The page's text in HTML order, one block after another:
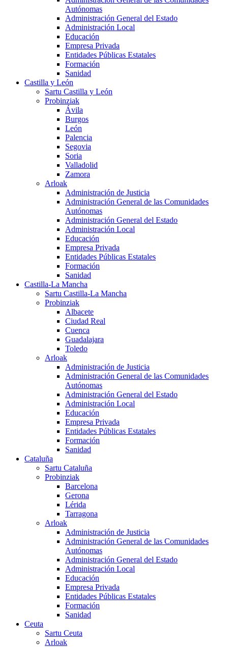
Autónomas
Administración General del Estado
Administración Local
Educación
Empresa Privada
Entidades Públicas Estatales
Formación
Sanidad
Castilla y León
Sartu Castilla y León
Probinziak
Ávila
Burgos
León
Palencia
Segovia
Soria
Valladolid
Zamora
Arloak
Administración de Justicia
Administración General de las Comunidades
Autónomas
Administración General del Estado
Administración Local
Educación
Empresa Privada
Entidades Públicas Estatales
Formación
Sanidad
Castilla-La Mancha
Sartu Castilla-La Mancha
Probinziak
Albacete
Ciudad Real
Cuenca
Guadalajara
Toledo
Arloak
Administración de Justicia
Administración General de las Comunidades
Autónomas
Administración General del Estado
Administración Local
Educación
Empresa Privada
Entidades Públicas Estatales
Formación
Sanidad
Cataluña
Sartu Cataluña
Probinziak
Barcelona
Gerona
Lérida
Tarragona
Arloak
Administración de Justicia
Administración General de las Comunidades
Autónomas
Administración General del Estado
Administración Local
Educación
Empresa Privada
Entidades Públicas Estatales
Formación
Sanidad
Ceuta
Sartu Ceuta
Arloak